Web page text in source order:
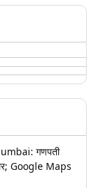
गणपती
Google Maps